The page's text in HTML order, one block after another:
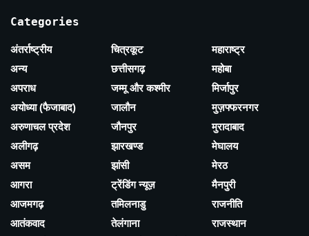
Categories
अंतर्राष्ट्रीय
अन्य
अपराध
अयोध्या (फैजाबाद)
अरुणाचल प्रदेश
अलीगढ़
असम
आगरा
आजमगढ़
आतंकवाद
चित्रकूट
छत्तीसगढ़
जम्मू और कश्मीर
जालौन
जौनपुर
झारखण्ड
झांसी
ट्रेंडिंग न्यूज़
तमिलनाडु
तेलंगाना
महाराष्ट्र
महोबा
मिर्जापुर
मुज़फ्फरनगर
मुरादाबाद
मेघालय
मेरठ
मैनपुरी
राजनीति
राजस्थान